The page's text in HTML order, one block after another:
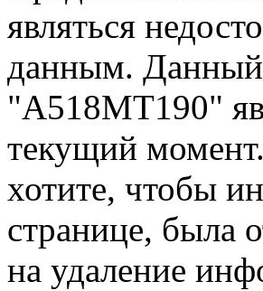
являться
данным. Данный
"А518МТ190"
текущий
хотите, чтобы
странице, была
на удаление